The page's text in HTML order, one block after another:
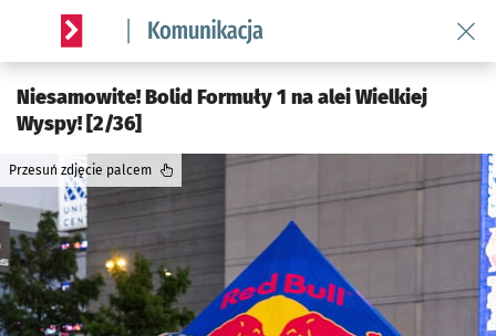
Serwis informacyjny wroclaw.pl podserwis: Komunikacja
Niesamowite! Bolid Formuły 1 na alei Wielkiej
Wyspy! [2/36]
Przesuń zdjęcie palcem